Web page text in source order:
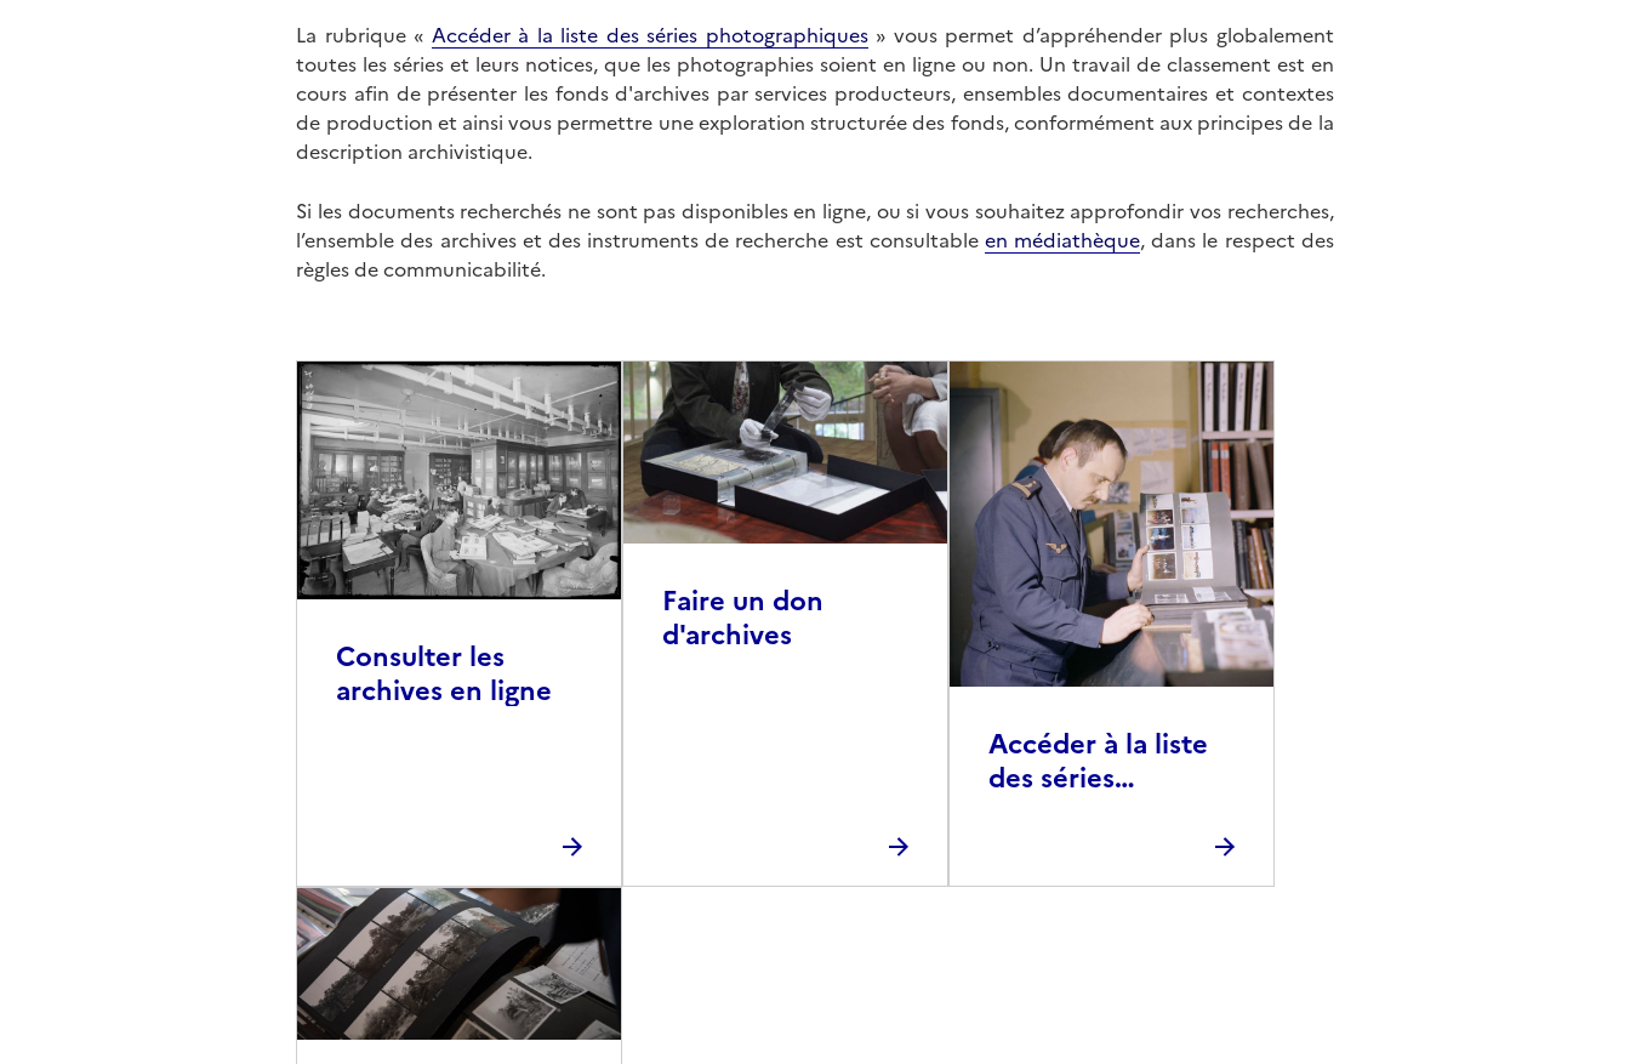
La rubrique « Accéder à la liste des séries photographiques» vous permet d’appréhender plus globalement
toutes les séries et leurs notices, que les photographies soient en ligne ou non. Un travail de classement est en
cours afin de présenter les fonds d'archives par services producteurs, ensembles documentaires et contextes
de production et ainsi vous permettre une exploration structurée des fonds, conformément aux principes de la
description archivistique.
Si les documents recherchés ne sont pas disponibles en ligne, ou si vous souhaitez approfondir vos recherches,
l’ensemble des archives et des instruments de recherche est consultable en médiathèque, dans le respect des
règles de communicabilité.
Consulter les
archives en ligne
Faire un don
d'archives
Accéder à la liste
des séries